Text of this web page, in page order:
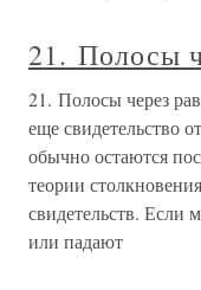
21. Полосы
21. Полосы через
еще свидетельство
обычно остаются
теории
свидетельств. Если
или падают